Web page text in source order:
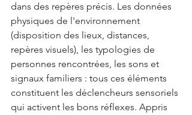
dans des repères précis. Les données
physiques de l'environnement
(disposition des lieux, distances,
repères visuels), les typologies de
personnes rencontrées, les sons et
signaux familiers : tous ces éléments
constituent les déclencheurs sensoriels
qui activent les bons réflexes. Appris